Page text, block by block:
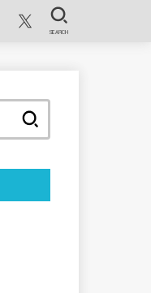
SEARCH